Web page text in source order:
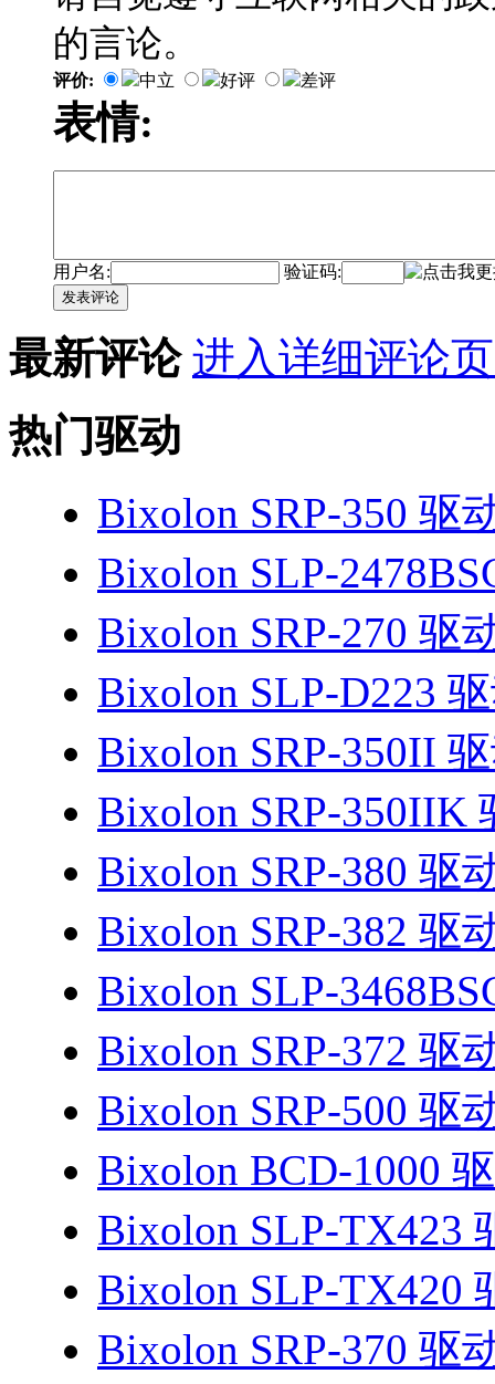
的言论。
评价: 中立 好评 差评
表情:
用户名: 验证码:
发表评论
最新评论 进入详细评论
热门驱动
Bixolon SRP-350 驱
Bixolon SLP-
Bixolon SRP-270 驱
Bixolon SLP-D223
Bixolon SRP-350II
Bixolon SRP-350IIK
Bixolon SRP-380 驱
Bixolon SRP-382 驱
Bixolon SLP-
Bixolon SRP-372 驱
Bixolon SRP-500 驱
Bixolon BCD-1000
Bixolon SLP-TX423
Bixolon SLP-TX420
Bixolon SRP-370 驱